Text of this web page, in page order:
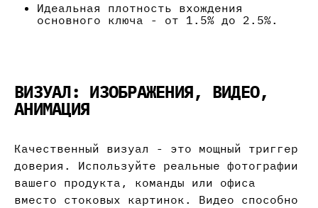
Идеальная плотность вхождения
основного ключа - от 1.5% до 2.5%.
ВИЗУАЛ: ИЗОБРАЖЕНИЯ, ВИДЕО,
АНИМАЦИЯ
Качественный визуал - это мощный триггер
доверия. Используйте реальные фотографии
вашего продукта, команды или офиса
вместо стоковых картинок. Видео способно